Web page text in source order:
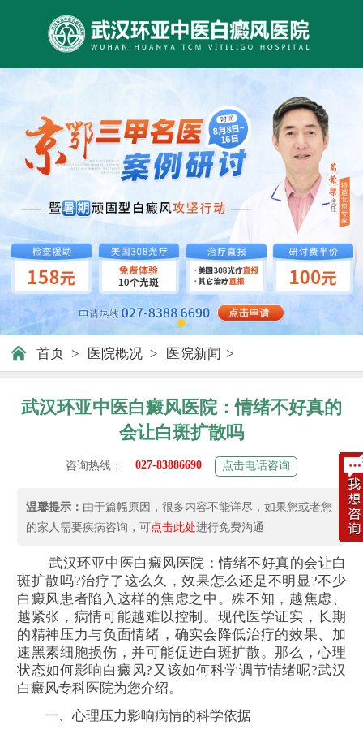
首页 > 医院概况 > 医院新闻 >
武汉环亚中医白癜风医院：情绪不好真的
会让白斑扩散吗
咨询热线： 027-83886690 点击电话咨询
温馨提示： 由于篇幅原因，很多内容不能详尽，如果您或者您
的家人需要疾病咨询，可点击此处进行免费沟通
武汉环亚中医白癜风医院：情绪不好真的会让白
斑扩散吗?治疗了这么久，效果怎么还是不明显?不少
白癜风患者陷入这样的焦虑之中。殊不知，越焦虑、
越紧张，病情可能越难以控制。现代医学证实，长期
的精神压力与负面情绪，确实会降低治疗的效果、加
速黑素细胞损伤，并可能促进白斑扩散。那么，心理
状态如何影响白癜风?又该如何科学调节情绪呢?武汉
白癜风专科医院为您介绍。
一、心理压力影响病情的科学依据